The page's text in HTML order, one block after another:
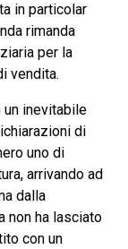
in particolar
rimanda
per la
vendita.
un inevitabile
di
uno di
arrivando ad
dalla
non ha lasciato
con un